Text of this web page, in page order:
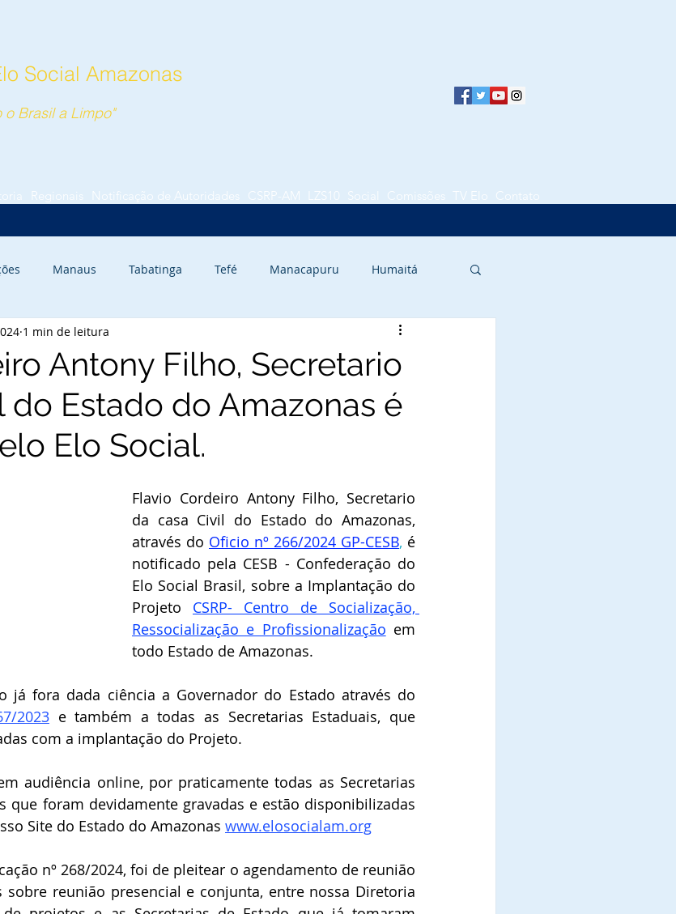
Regionais Notificação de Autoridades CSRP-AM LZS10 Social Comissões TV Elo Contato
Social Amazonas
o Brasil a Limpo"
Manaus Tabatinga Tefé Manacapuru Humaitá
Autazes
Antony Filho, Secretario
do Estado do Amazonas é
Elo Social.
1 min de leitura
Flavio Cordeiro Antony Filho, Secretario
da casa Civil do Estado do Amazonas,
através do Oficio nº 266/2024 GP-CESB, é
notificado pela CESB - Confederação do
Elo Social Brasil, sobre a Implantação do
Projeto CSRP- Centro de Socialização,
Ressocialização e Profissionalização em
todo Estado de Amazonas.
2023 e também a todas as Secretarias Estaduais, que
com a implantação do Projeto.
audiência online, por praticamente todas as Secretarias
que foram devidamente gravadas e estão disponibilizadas
Site do Estado do Amazonas www.elosocialam.org
nº 268/2024, foi de pleitear o agendamento de reunião
sobre reunião presencial e conjunta, entre nossa Diretoria